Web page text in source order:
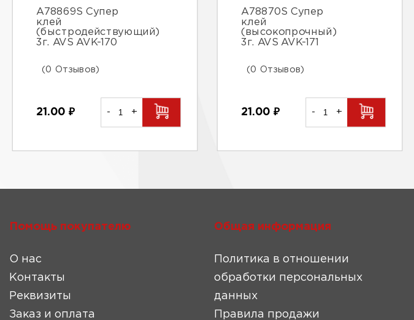
A78869S Супер
клей
(быстродействующий)
3г. AVS AVK-170
(0 Отзывов)
21.00 ₽ - +
A78870S Супер
клей
(высокопрочный)
3г. AVS AVK-171
(0 Отзывов)
21.00 ₽ - +
Помощь покупателю
О нас
Контакты
Реквизиты
Заказ и оплата
Общая информация
Политика в отношении
обработки персональных
данных
Правила продажи